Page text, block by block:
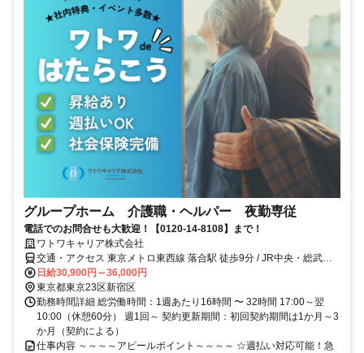
グループホーム 介護職・ヘルパー 夜勤専従
電話でのお問合せも大歓迎！【0120-14-8108】まで！
ワトワキャリア株式会社
交通・アクセス 東京メトロ東西線 落合駅 徒歩9分 / JR中央・総武線
東中野駅 徒歩12分 / JR山手線・西武新宿線 高田馬場駅 徒歩15分
日給30,900円～36,000円
東京都東京23区新宿区
勤務時間詳細 総労働時間：1週あたり16時間 〜 32時間 17:00～翌
10:00（休憩60分） 週1回～ 契約更新期間：初回契約期間は1か月～3
か月（契約による）
仕事内容 ～～～～アピールポイント～～～～ ☆週払い対応可能！急